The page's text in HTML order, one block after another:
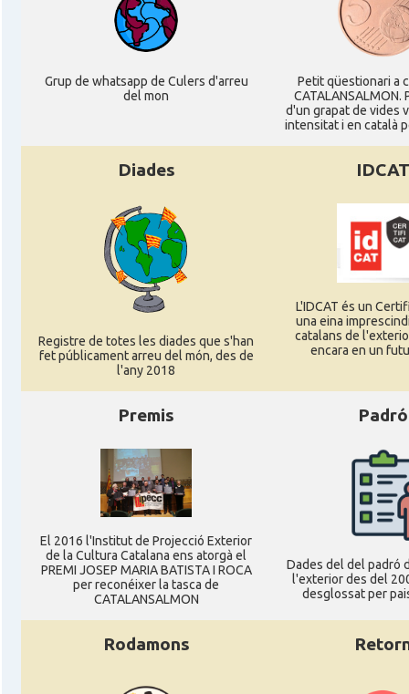
Consolat general a Strasbourg
Consolat Consolat general a Toulouse
Ambaixada espanyola a França
Grup de whatsapp de Culers d'arreu
del mon
Petit qüestionari a
CATALANSALMON.
d'un grapat de vides
intensitat i en català
Diades
Registre de totes les diades que s'han
fet públicament arreu del món, des de
l'any 2018
IDCAT
L'IDCAT és un
una eina
catalans de
encara en un
Premis
El 2016 l'Institut de Projecció Exterior
de la Cultura Catalana ens atorgà el
PREMI JOSEP MARIA BATISTA I ROCA
per reconéixer la tasca de
CATALANSALMON
Padró
Dades del del padró
l'exterior des del
desglossat per
Rodamons